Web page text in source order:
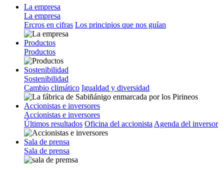
La empresa
La empresa
Ercros en cifras Los principios que nos guían
Productos
Productos
Sostenibilidad
Sostenibilidad
Cambio climático Igualdad y diversidad
Accionistas e inversores
Accionistas e inversores
Últimos resultados Oficina del accionista Agenda del inversor
Sala de prensa
Sala de prensa